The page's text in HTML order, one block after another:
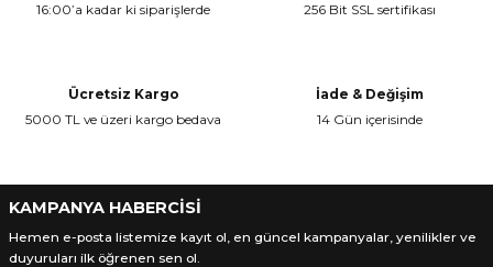
Ürün resmi kalitesiz, bozuk veya görüntülenemiyor.
16:00’a kadar ki siparişlerde
256 Bit SSL sertifikası
Ücretsiz Kargo
5000 TL ve üzeri kargo bedava
İade & Değişim
14 Gün içerisinde
KAMPANYA HABERCİSİ
Hemen e-posta listemize kayıt ol, en güncel kampanyalar, yenilikler ve
duyuruları ilk öğrenen sen ol.